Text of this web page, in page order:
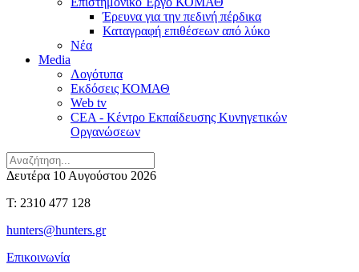
Έρευνα για την πεδινή πέρδικα
Καταγραφή επιθέσεων από λύκο
Νέα
Media
Λογότυπα
Εκδόσεις ΚΟΜΑΘ
Web tv
CEA - Κέντρο Εκπαίδευσης Κυνηγετικών
Οργανώσεων
Δευτέρα 10 Αυγούστου 2026
T: 2310 477 128
hunters@hunters.gr
Επικοινωνία